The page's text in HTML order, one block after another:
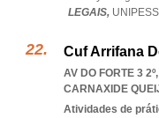
LEGAIS,
Cuf Arrifana
AV DO FORTE 3
CARNAXIDE
Atividades de